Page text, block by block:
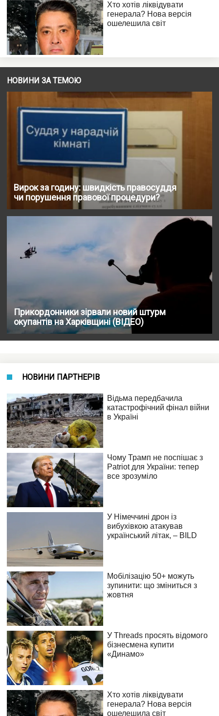
НОВИНИ ЗА ТЕМОЮ
Вирок за годину: швидкість правосуддя
чи порушення правової процедури?
Прикордонники зірвали новий штурм
окупантів на Харківщині (ВІДЕО)
НОВИНИ ПАРТНЕРІВ